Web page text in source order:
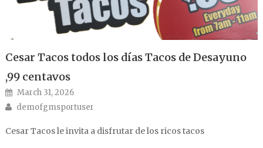
Cesar Tacos todos los días Tacos de Desayuno
,99 centavos
Posted on
March 31, 2026
Author
demofgmsportuser
Cesar Tacos le invita a disfrutar de los ricos tacos